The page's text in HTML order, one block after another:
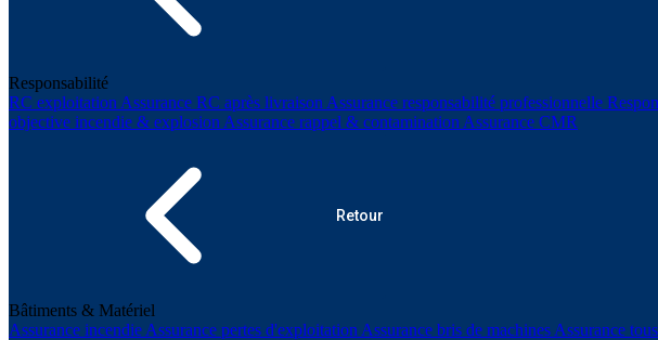
Responsabilité
RC exploitation Assurance RC après livraison Assurance responsabilité professionnelle
objective incendie & explosion Assurance rappel & contamination Assurance CMR
Retour
Bâtiments & Matériel
Assurance incendie Assurance pertes d'exploitation Assurance bris de machines Assurance